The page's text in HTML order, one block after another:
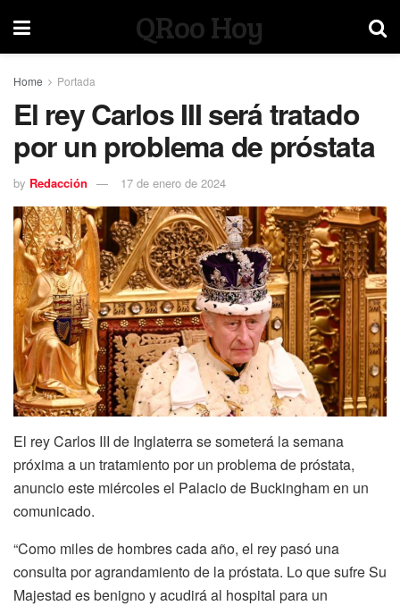
QRoo Hoy
Home Portada
El rey Carlos III será tratado
por un problema de próstata
by Redacción 17 de enero de 2024
El rey Carlos III de Inglaterra se someterá la semana
próxima a un tratamiento por un problema de próstata,
anuncio este miércoles el Palacio de Buckingham en un
comunicado.
“Como miles de hombres cada año, el rey pasó una
consulta por agrandamiento de la próstata. Lo que sufre Su
Majestad es benigno y acudirá al hospital para un